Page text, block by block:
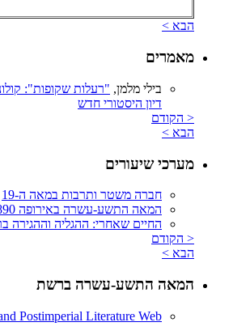
הבא >
מאמרים
בילי מלמן, "רעלות שקופות":
דיון היסטורי חדש
< הקודם
הבא >
מערכי שיעורים
חברה משטר ותרבות במאה ה-19
המאה התשע-עשרה באירופה 1789-1890
החיים שאחרי: ההגליה וההגירה
< הקודם
הבא >
המאה התשע-עשרה ברשת
Postimperial Literature Web